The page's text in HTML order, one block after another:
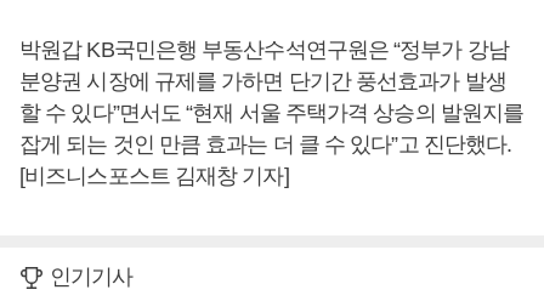
박원갑 KB국민은행 부동산수석연구원은 “정부가 강남
분양권 시장에 규제를 가하면 단기간 풍선효과가 발생
할 수 있다”면서도 “현재 서울 주택가격 상승의 발원지를
잡게 되는 것인 만큼 효과는 더 클 수 있다”고 진단했다.
[비즈니스포스트 김재창 기자]
인기기사